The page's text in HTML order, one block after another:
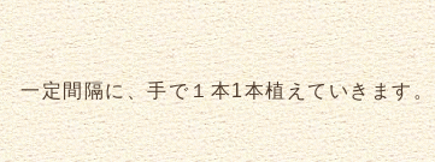
一定間隔に、手で１本1本植えていきます。